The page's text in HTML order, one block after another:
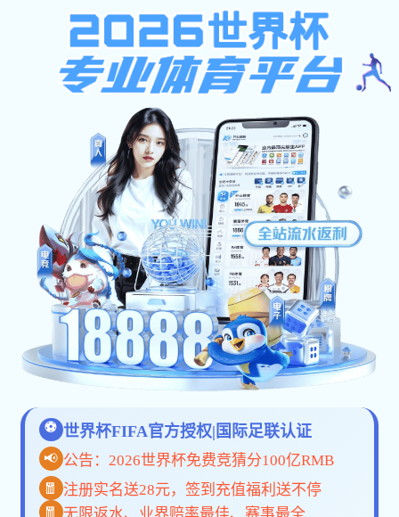
乐橙下载,pg电子象财神,24500走地足球直播
乐橙下载,pg电子象财神,24500走地足球直播
首页|English Version|无障碍浏览